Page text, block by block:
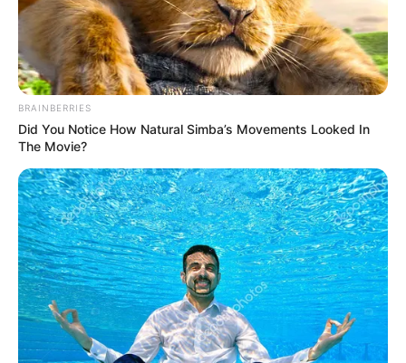
BRAINBERRIES
Did You Notice How Natural Simba’s Movements Looked In
The Movie?